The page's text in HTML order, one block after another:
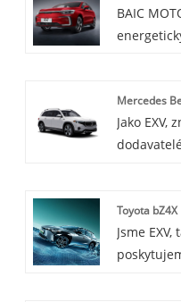
BAIC
umělé
a výkonu.
Mercedes
Jako EXV,
Mercedes
elektrické
Benz s
Toyota bZ4X
Jsme